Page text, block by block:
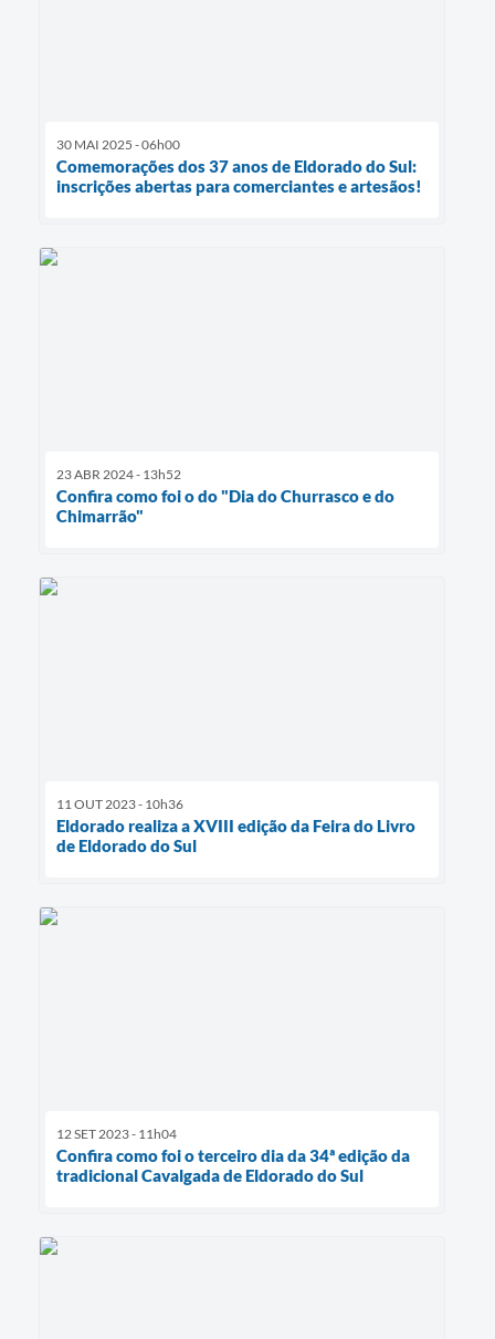
30 MAI 2025 - 06h00
Comemorações dos 37 anos de Eldorado do Sul:
inscrições abertas para comerciantes e artesãos!
23 ABR 2024 - 13h52
Confira como foi o do "Dia do Churrasco e do
Chimarrão"
11 OUT 2023 - 10h36
Eldorado realiza a XVIII edição da Feira do Livro
de Eldorado do Sul
12 SET 2023 - 11h04
Confira como foi o terceiro dia da 34ª edição da
tradicional Cavalgada de Eldorado do Sul